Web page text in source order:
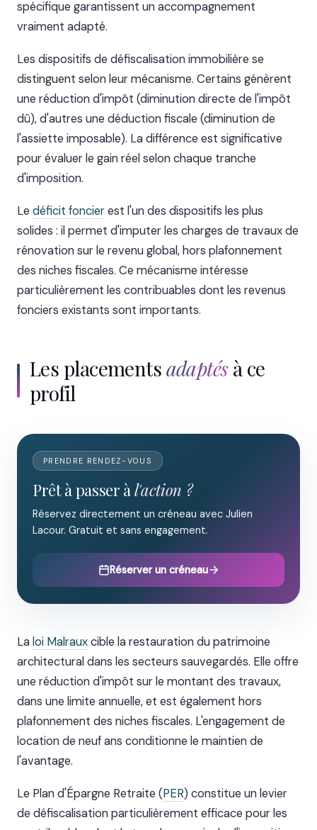
spécifique garantissent un accompagnement
vraiment adapté.
Les dispositifs de défiscalisation immobilière se
distinguent selon leur mécanisme. Certains génèrent
une réduction d'impôt (diminution directe de l'impôt
dû), d'autres une déduction fiscale (diminution de
l'assiette imposable). La différence est significative
pour évaluer le gain réel selon chaque tranche
d'imposition.
Le déficit foncierest l'un des dispositifs les plus
solides : il permet d'imputer les charges de travaux de
rénovation sur le revenu global, hors plafonnement
des niches fiscales. Ce mécanisme intéresse
particulièrement les contribuables dont les revenus
fonciers existants sont importants.
Les placementsadaptésà ce
profil
PRENDRE RENDEZ-VOUS
Prêt à passer àl'action ?
Réservez directement un créneau avec Julien
Lacour. Gratuit et sans engagement.
Réserver un créneau
La loi Malrauxcible la restauration du patrimoine
architectural dans les secteurs sauvegardés. Elle offre
une réduction d'impôt sur le montant des travaux,
dans une limite annuelle, et est également hors
plafonnement des niches fiscales. L'engagement de
location de neuf ans conditionne le maintien de
l'avantage.
Le Plan d'Épargne Retraite (PER) constitue un levier
de défiscalisation particulièrement efficace pour les